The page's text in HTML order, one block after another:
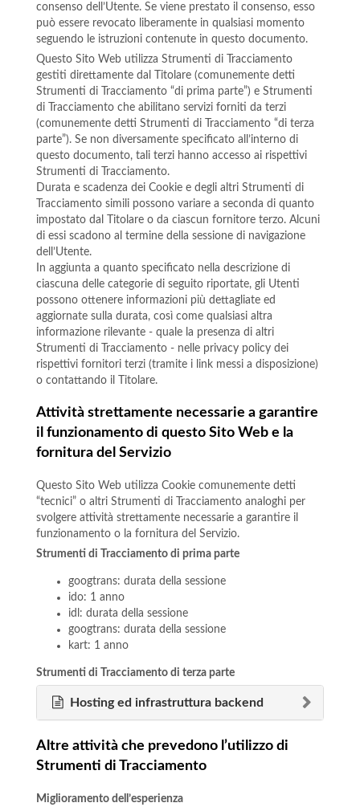
consenso dell’Utente. Se viene prestato il consenso, esso
può essere revocato liberamente in qualsiasi momento
seguendo le istruzioni contenute in questo documento.
Questo Sito Web utilizza Strumenti di Tracciamento
gestiti direttamente dal Titolare (comunemente detti
Strumenti di Tracciamento “di prima parte”) e Strumenti
di Tracciamento che abilitano servizi forniti da terzi
(comunemente detti Strumenti di Tracciamento “di terza
parte”). Se non diversamente specificato all’interno di
questo documento, tali terzi hanno accesso ai rispettivi
Strumenti di Tracciamento.
Durata e scadenza dei Cookie e degli altri Strumenti di
Tracciamento simili possono variare a seconda di quanto
impostato dal Titolare o da ciascun fornitore terzo. Alcuni
di essi scadono al termine della sessione di navigazione
dell’Utente.
In aggiunta a quanto specificato nella descrizione di
ciascuna delle categorie di seguito riportate, gli Utenti
possono ottenere informazioni più dettagliate ed
aggiornate sulla durata, così come qualsiasi altra
informazione rilevante - quale la presenza di altri
Strumenti di Tracciamento - nelle privacy policy dei
rispettivi fornitori terzi (tramite i link messi a disposizione)
o contattando il Titolare.
Attività strettamente necessarie a garantire
il funzionamento di questo Sito Web e la
fornitura del Servizio
Questo Sito Web utilizza Cookie comunemente detti
“tecnici” o altri Strumenti di Tracciamento analoghi per
svolgere attività strettamente necessarie a garantire il
funzionamento o la fornitura del Servizio.
Strumenti di Tracciamento di prima parte
googtrans: durata della sessione
ido: 1 anno
idl: durata della sessione
googtrans: durata della sessione
kart: 1 anno
Strumenti di Tracciamento di terza parte
Hosting ed infrastruttura backend
Altre attività che prevedono l’utilizzo di
Strumenti di Tracciamento
Miglioramento dell’esperienza